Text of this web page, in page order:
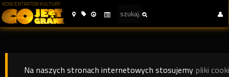
KONCENTRATOR KULTURY
Na naszych stronach internetowych stosujemy pliki